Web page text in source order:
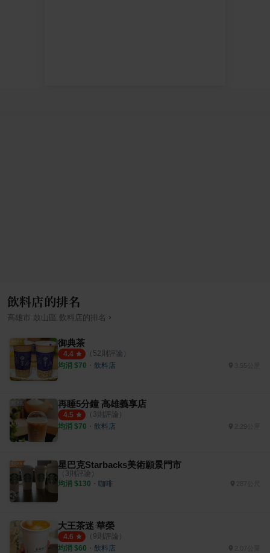
飲料店的排名
高雄市 鼓山區 飲料店的排名 ›
御典茶
4.4 （ 52則評論）
均消 $70 ・ 飲料店 3.55公里
再睡5分鐘 高雄義享店
4.5 （ 3則評論）
均消 $70 ・ 飲料店
星巴克Starbacks美術願景門市
（ 3則評論）
均消 $130 ・ 咖啡
大王茶迷 華榮
4.6 （ 9則評論）
均消 $60 ・ 飲料店